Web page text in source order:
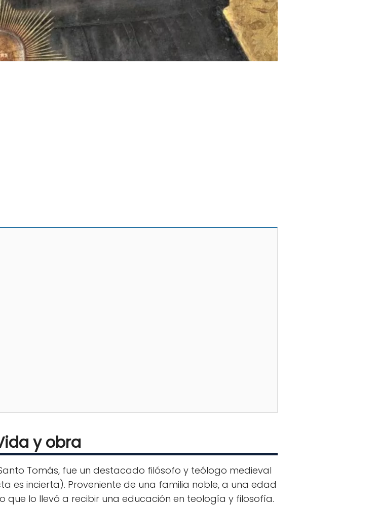
y obra
Tomás, fue un destacado filósofo y teólogo medieval
es incierta). Proveniente de una familia noble, a una edad
que lo llevó a recibir una educación en teología y filosofía.